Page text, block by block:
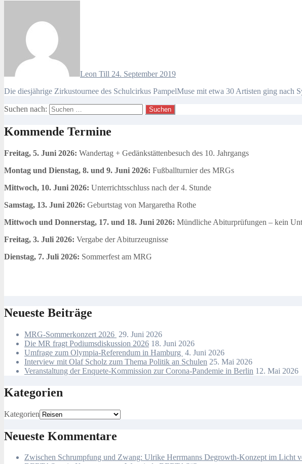
Leon Till 24. September 2019
Die diesjährige Zirkustournee des Schulcirkus PampelMuse mit etwa 30 Artisten ging
Suchen nach:
Kommende Termine
Freitag, 5. Juni 2026: Wandertag + Gedänkstättenbesuch des 10. Jahrgangs
Montag und Dienstag, 8. und 9. Juni 2026: Fußballturnier des MRGs
Mittwoch, 10. Juni 2026: Unterrichtsschluss nach der 4. Stunde
Samstag, 13. Juni 2026: Geburtstag von Margaretha Rothe
Mittwoch und Donnerstag, 17. und 18. Juni 2026: Mündliche Abiturprüfungen – kein
Freitag, 3. Juli 2026: Vergabe der Abiturzeugnisse
Dienstag, 7. Juli 2026: Sommerfest am MRG
Neueste Beiträge
MRG-Sommerkonzert 2026 29. Juni 2026
Die MR fragt Podiumsdiskussion 2026 18. Juni 2026
Umfrage zum Olympia-Referendum in Hamburg 4. Juni 2026
Interview mit Olaf Scholz zum Thema Politik an Schulen 25. Mai 2026
Veranstaltung der Enquete-Kommission zur Corona-Pandemie in Berlin 12. Mai 2026
Kategorien
Kategorien
Neueste Kommentare
Zwischen Schrumpfung und Zwang: Ulrike Herrmanns Degrowth-Konzept im Licht